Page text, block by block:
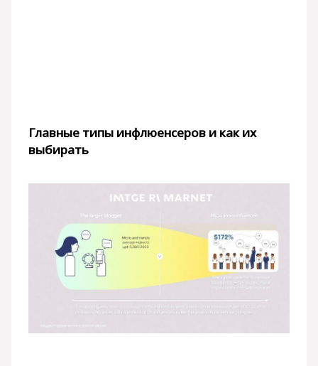
Главные типы инфлюенсеров и как их
выбирать